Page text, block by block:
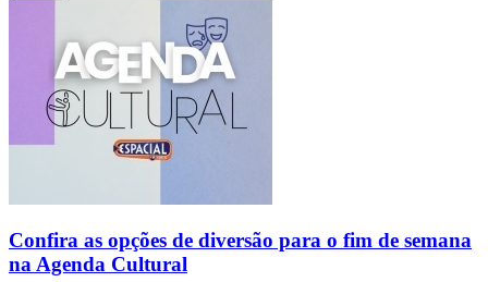
Confira as opções de diversão para o fim de semana
na Agenda Cultural